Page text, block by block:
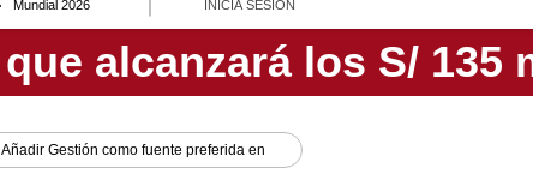
Mundial 2026 INICIA SESIÓN
Añadir Gestión como fuente preferida en